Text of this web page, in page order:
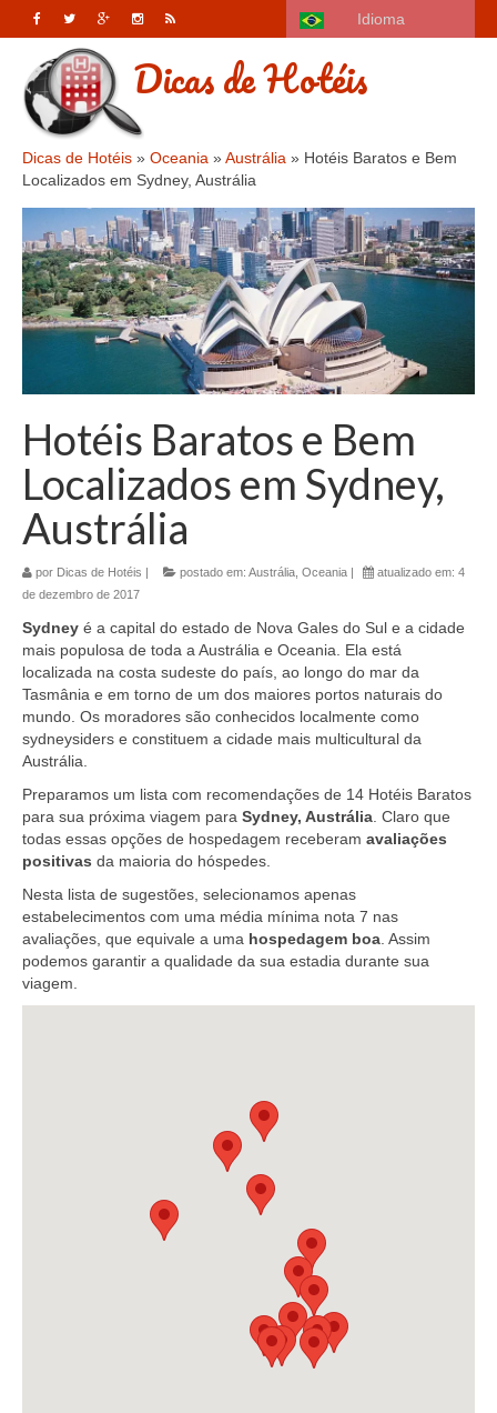
Idioma
Dicas de Hotéis
Dicas de Hotéis » Oceania »Austrália » Hotéis Baratos e Bem
Localizados em Sydney, Austrália
Hotéis Baratos e Bem
Localizados em Sydney,
Austrália
por Dicas de Hotéis postado em: Austrália Oceania atualizado em: 4
de dezembro de 2017
Sydney é a capital do estado de Nova Gales do Sul e a cidade
mais populosa de toda a Austrália e Oceania. Ela está
localizada na costa sudeste do país, ao longo do mar da
Tasmânia e em torno de um dos maiores portos naturais do
mundo. Os moradores são conhecidos localmente como
sydneysiders e constituem a cidade mais multicultural da
Austrália.
Preparamos um lista com recomendações de 14 Hotéis Baratos
para sua próxima viagem para Sydney, Austrália. Claro que
todas essas opções de hospedagem receberam avaliações
positivas da maioria do hóspedes.
Nesta lista de sugestões, selecionamos apenas
estabelecimentos com uma média mínima nota 7 nas
avaliações, que equivale a uma hospedagem boa. Assim
podemos garantir a qualidade da sua estadia durante sua
viagem.